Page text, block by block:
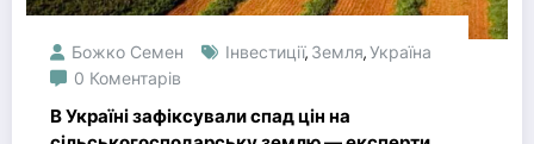
Божко Семен Інвестиції, Земля,Україна
0 Коментарів
В Україні зафіксували спад цін на